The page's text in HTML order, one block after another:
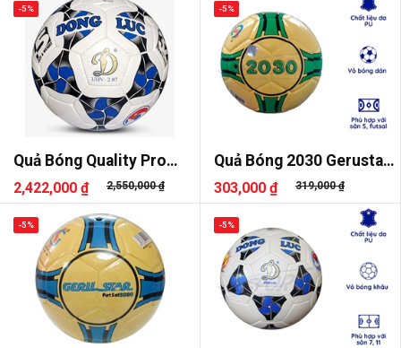
Quả Bóng Quality Pro
UHV 2.07
2,422,000 ₫ 2,550,000 ₫
-5%
Quả Bóng 2030 Gerustar
Dán Sala
303,000 ₫ 319,000 ₫
-5%
-5% -5%